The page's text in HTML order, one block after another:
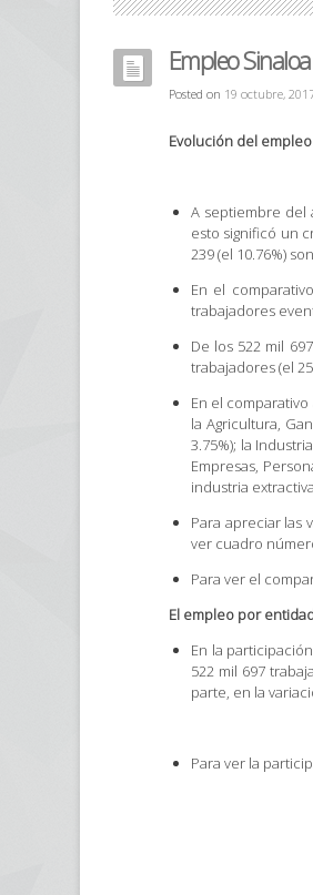
Empleo
Posted on 19 octubre,
Evolución del
A septiembre del
esto significó un
239 (el 10.76%)
En el
trabajadores
De los 522 mil
trabajadores (el
En el
la Agricultura,
3.75%); la
Empresas,
industria
Para apreciar las
ver cuadro
Para ver el
El empleo por
En la
522 mil 697
parte, en la
Para ver la